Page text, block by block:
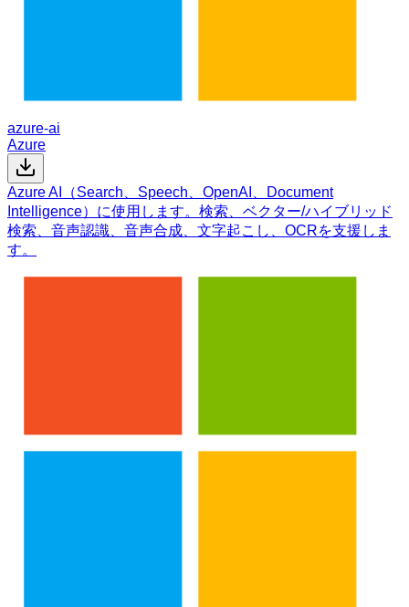
azure-ai
Azure
Azure AI（Search、Speech、OpenAI、Document
Intelligence）に使用します。検索、ベクター/ハイブリッド
検索、音声認識、音声合成、文字起こし、OCRを支援しま
す。